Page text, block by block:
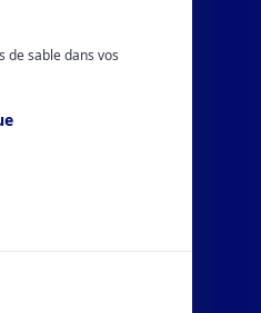
de sable dans vos